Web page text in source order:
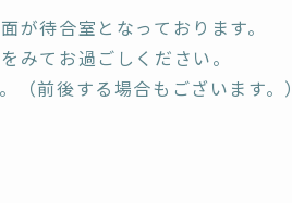
が待合室となっております。
みてお過ごしください。
（前後する場合もございます。）